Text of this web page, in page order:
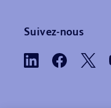
Suivez-nous